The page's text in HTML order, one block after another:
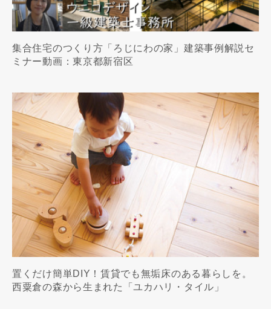
集合住宅のつくり方「ろじにわの家」建築事例解説セ
ミナー動画：東京都新宿区
置くだけ簡単DIY！賃貸でも無垢床のある暮らしを。
西粟倉の森から生まれた「ユカハリ・タイル」